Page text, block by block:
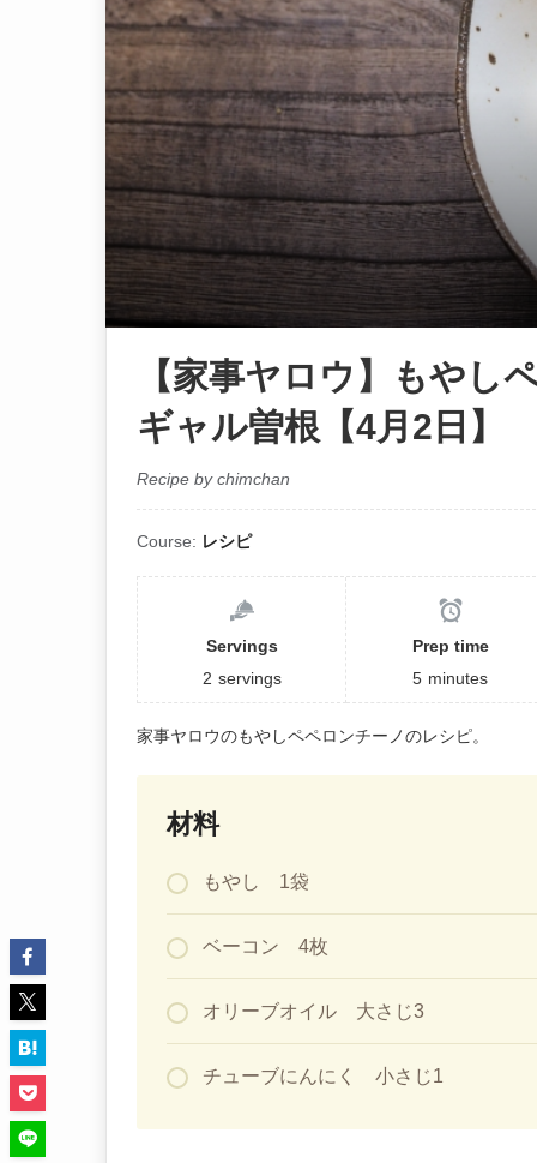
【家事ヤロウ】もやし
ギャル曽根【4月2日】
Recipe by chimchan
Course: レシピ
Servings
2 servings
Prep time
5 minutes
家事ヤロウのもやしペペロンチーノのレシピ。
材料
もやし 1袋
ベーコン 4枚
オリーブオイル 大さじ3
チューブにんにく 小さじ1